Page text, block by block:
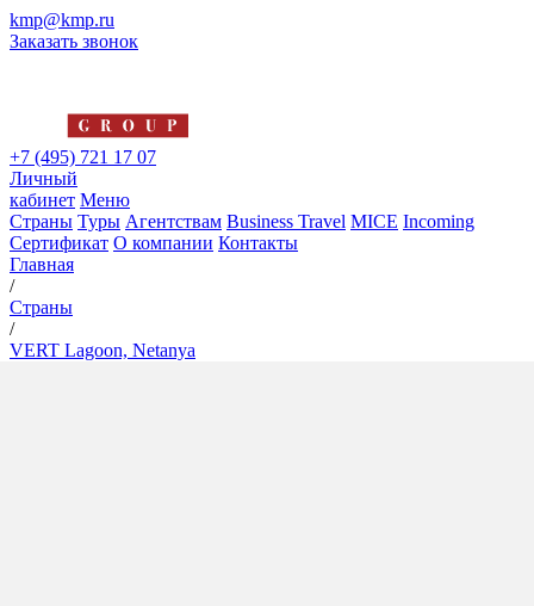
kmp@kmp.ru
Заказать звонок
+7 (495) 721 17 07
Личный
кабинет Меню
Страны Туры Агентствам Business Travel MICE Incoming
Сертификат О компании Контакты
Главная
/
Страны
/
VERT Lagoon, Netanya